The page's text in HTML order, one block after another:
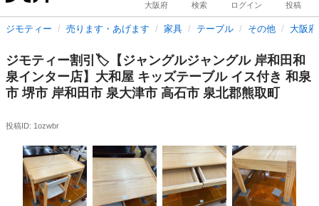
大阪府 検索 ログイン 投稿
ジモティー 売ります・あげます 家具 テーブル その他 大阪
ジモティー割引🏷️【ジャングルジャングル 岸和田和
泉インター店】大和屋 キッズテーブル イス付き 和泉
市 堺市 岸和田市 泉大津市 高石市 泉北郡熊取町
投稿ID: 1ozwbr